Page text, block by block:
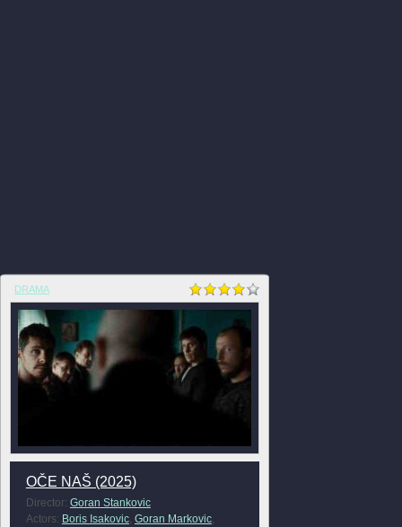
DRAMA
OČE NAŠ (2025)
Director: Goran Stankovic
Actors: Boris Isakovic, Goran Markovic,